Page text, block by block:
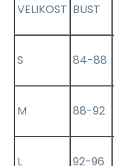
VELIKOST BUST
S 84-88
M 88-92
L 92-96